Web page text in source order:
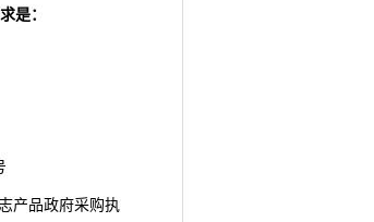
是：
产品政府采购执